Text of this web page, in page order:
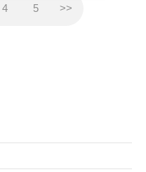
4 5 >>